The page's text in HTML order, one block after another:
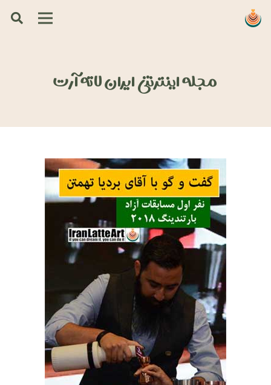
مجله اینترنتی ایران لاته آرت